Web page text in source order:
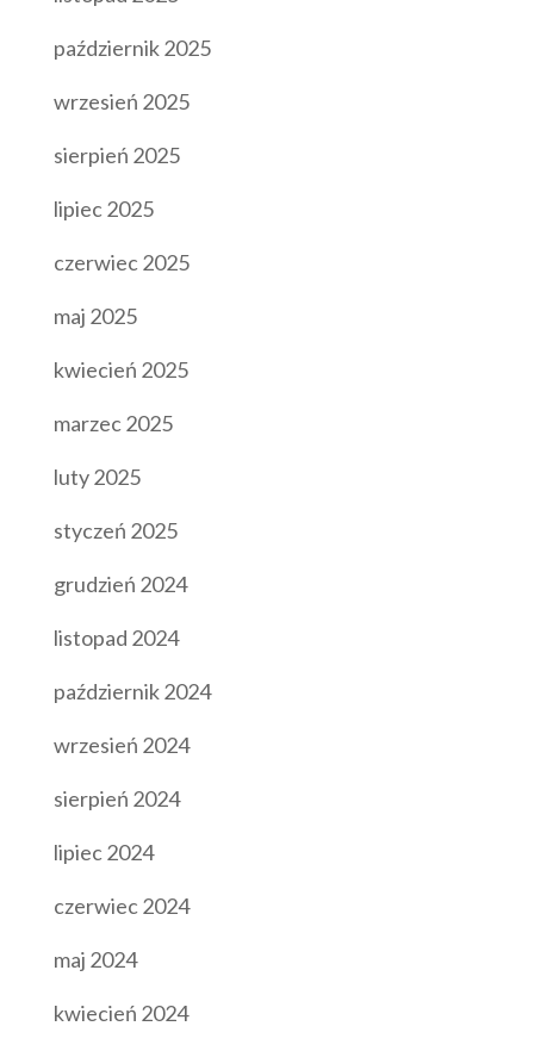
październik 2025
wrzesień 2025
sierpień 2025
lipiec 2025
czerwiec 2025
maj 2025
kwiecień 2025
marzec 2025
luty 2025
styczeń 2025
grudzień 2024
listopad 2024
październik 2024
wrzesień 2024
sierpień 2024
lipiec 2024
czerwiec 2024
maj 2024
kwiecień 2024